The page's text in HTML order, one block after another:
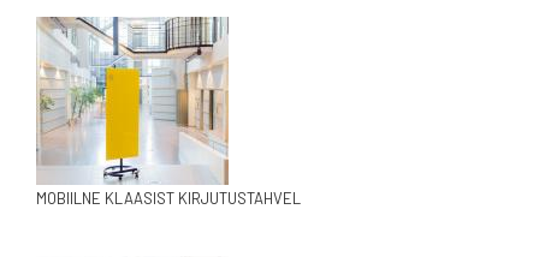
MOBIILNE KLAASIST KIRJUTUSTAHVEL